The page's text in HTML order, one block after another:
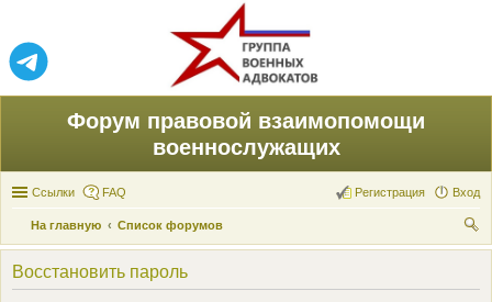
Форум правовой взаимопомощи
военнослужащих
Ссылки FAQ Вход
Регистрация
На главную
Список форумов
ои
Восстановить пароль